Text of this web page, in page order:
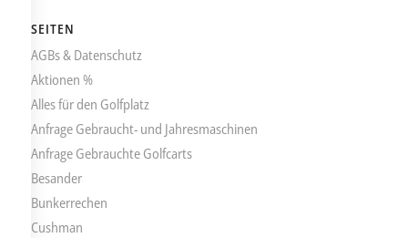
SEITEN
AGBs & Datenschutz
Aktionen %
Alles für den Golfplatz
Anfrage Gebraucht- und Jahresmaschinen
Anfrage Gebrauchte Golfcarts
Besander
Bunkerrechen
Cushman